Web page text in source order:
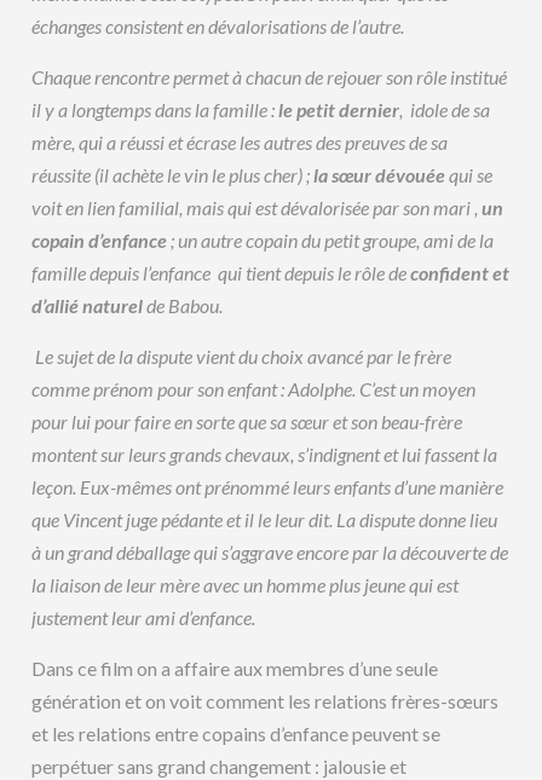
échanges consistent en dévalorisations de l’autre.
Chaque rencontre permet à chacun de rejouer son rôle institué
il y a longtemps dans la famille :le petit dernier, idole de sa
mère, qui a réussi et écrase les autres des preuves de sa
réussite (il achète le vin le plus cher) ;la sœur dévouéequi se
voit en lien familial, mais qui est dévalorisée par son mari ,un
copain d’enfance; un autre copain du petit groupe, ami de la
famille depuis l’enfance qui tient depuis le rôle deconfident et
d’allié naturelde Babou.
Le sujet de la dispute vient du choix avancé par le frère
comme prénom pour son enfant : Adolphe. C’est un moyen
pour lui pour faire en sorte que sa sœur et son beau-frère
montent sur leurs grands chevaux, s’indignent et lui fassent la
leçon. Eux-mêmes ont prénommé leurs enfants d’une manière
que Vincent juge pédante et il le leur dit. La dispute donne lieu
à un grand déballage qui s’aggrave encore par la découverte de
la liaison de leur mère avec un homme plus jeune qui est
justement leur ami d’enfance.
Dans ce film on a affaire aux membres d’une seule
génération et on voit comment les relations frères-sœurs
et les relations entre copains d’enfance peuvent se
perpétuer sans grand changement : jalousie et